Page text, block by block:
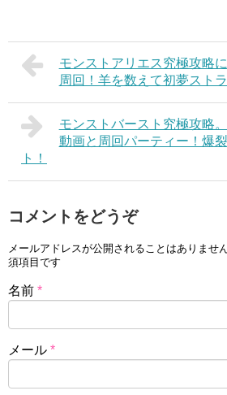
モンストアリエス究極攻略
周回！羊を数えて初夢ストラ
モンストバースト究極攻略
動画と周回パーティー！爆
ト！
コメントをどうぞ
メールアドレスが公開されることはありません
須項目です
名前 *
メール *